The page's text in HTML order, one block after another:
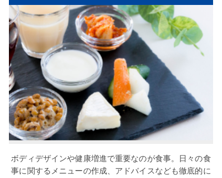
ボディデザインや健康増進で重要なのが食事。日々の食
事に関するメニューの作成、アドバイスなども徹底的に